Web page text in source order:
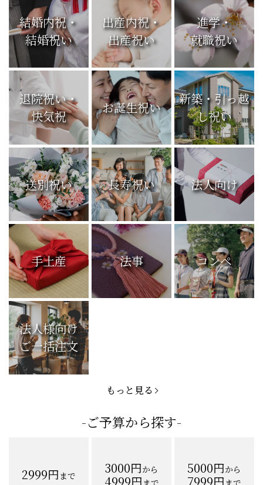
結婚内祝・
結婚祝い
出産内祝・
出産祝い
進学・
就職祝い
退院祝い・
快気祝
お誕生祝い
新築・引っ越
し祝い
送別祝い 長寿祝い 法人向け
手土産 法事 コンペ
法人様向け
ご一括注文
もっと見る
-ご予算から探す-
2999円まで 3000円から
4999円まで
5000円から
7999円まで